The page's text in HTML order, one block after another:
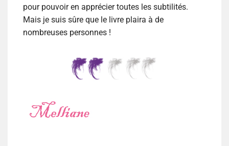
pour pouvoir en apprécier toutes les subtilités.
Mais je suis sûre que le livre plaira à de
nombreuses personnes !